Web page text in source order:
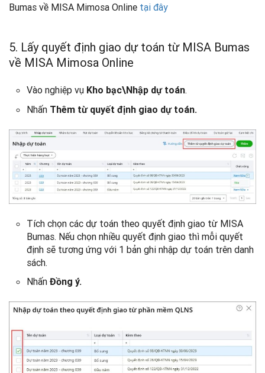
Bumas về MISA Mimosa Online tại đây
5. Lấy quyết định giao dự toán từ MISA Bumas
về MISA Mimosa Online
Vào nghiệp vụ Kho bạc\Nhập dự toán.
Nhấn Thêm từ quyết định giao dự toán.
Tích chọn các dự toán theo quyết định giao từ MISA
Bumas. Nếu chọn nhiều quyết định giao thì mỗi quyết
định sẽ tương ứng với 1 bản ghi nhập dự toán trên danh
sách.
Nhấn Đồng ý.